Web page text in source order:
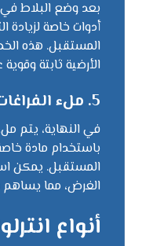
بعد وضع البلاط
أدوات خاصة لزيادة
المستقبل. هذه
الأرضية ثابتة
5. ملء الفراغات وتثبيت البلاط
في النهاية، يتم
باستخدام مادة
المستقبل. يمكن
الغرض، مما
أنواع